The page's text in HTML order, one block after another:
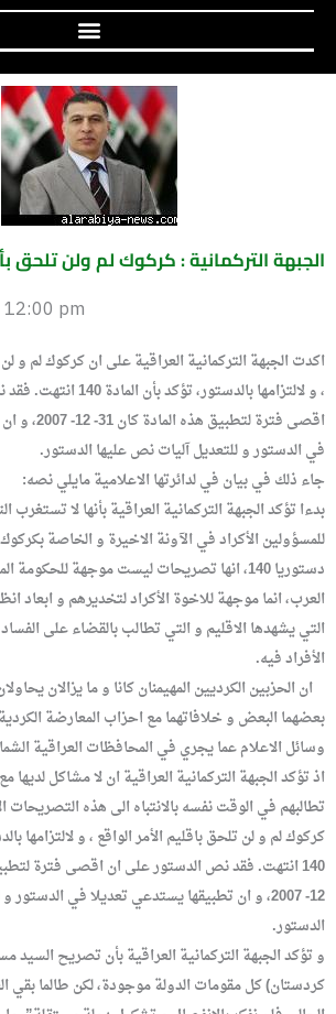
الجبهة التركمانية : كركوك لم ولن تلحق
12:00 pm
اكدت الجبهة التركمانية العراقية على انكركوك لم و لن
، و لالتزامها بالدستور،
اقصى فترة
في الدستور و للتعديل آليات نص عليها الدستور.
جاء ذلك في بيان في لدائرتها الاعلامية مايلي نصه:
بدءا تؤكد الجبهة التركمانية العراقية بأنها لا
للمسؤولين الأكراد في الآونة الاخيرة و الخاصة بكركوك
دستوريا 140، انها تصريحات ليست موجهة
العرب، انما موجهة للاخوة الأكراد لتخديرهم و ابعاد
التي يشهدها الاقليم و التي تطالب بالقضاء على
الأفراد فيه.
ان الحزبين الكرديين المهيمنان كانا و ما يزالان
بعضهما البعض و خلافاتهما مع احزاب المعارضة
وسائل الاعلام عما يجري في المحافظات العراقية
اذ تؤكد الجبهة التركمانية العراقية ان لا مشاكل لديها مع
تطالبهم في الوقت نفسه بالانتباه الى هذه التصريحات
كركوك لم و لن تلحق باقليم الأمر الواقع ، و لالتزامها
12- 2007، و ان تطبيقها يستدعي تعديلا في
الدستور.
و تؤكد الجبهة التركمانية العراقية بأن تصريح السيد
كردستان) كل مقومات الدولة موجودة، لكن طالما بقي